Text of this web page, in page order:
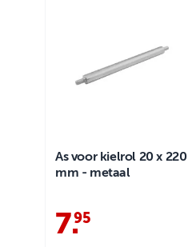
As voor kielrol 20 x 220
mm - metaal
7.
95